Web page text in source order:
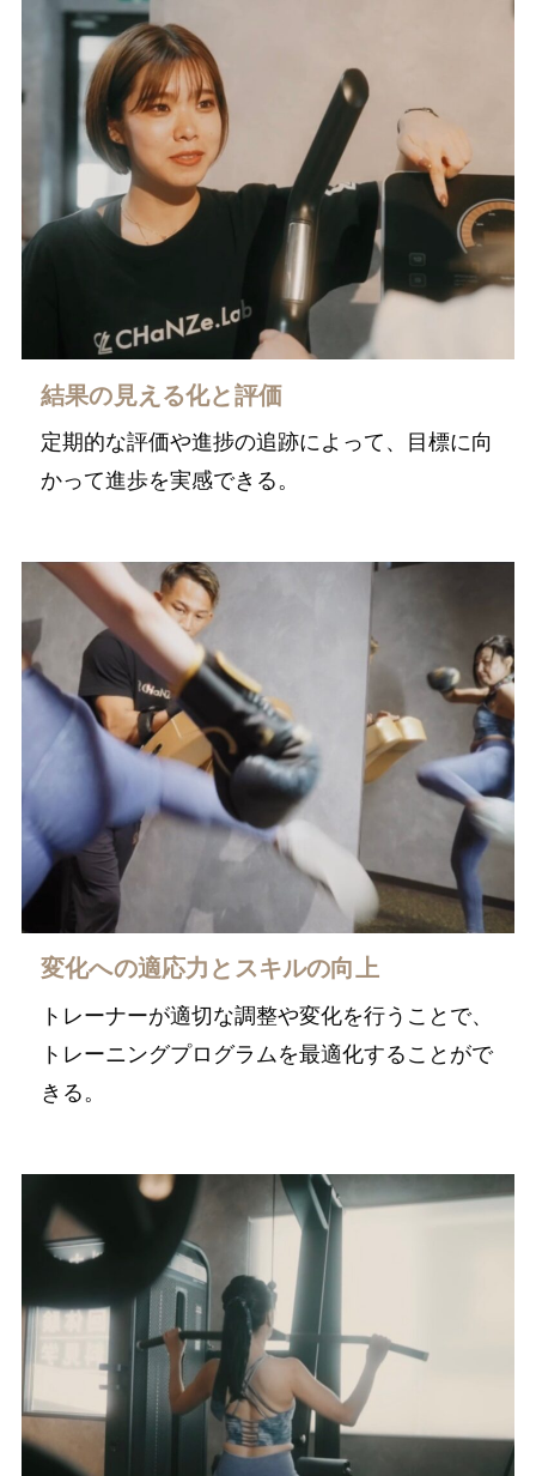
結果の見える化と評価
定期的な評価や進捗の追跡によって、目標に向
かって進歩を実感できる。
変化への適応力とスキルの向上
トレーナーが適切な調整や変化を行うことで、
トレーニングプログラムを最適化することがで
きる。